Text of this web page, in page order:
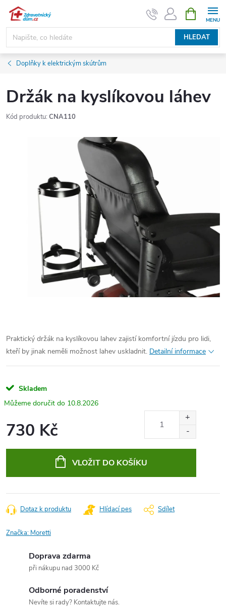
Přejít
obsah
HLEDAT
NÁKUPNÍ
KOŠÍK
Doplňky k elektrickým skútrům
Držák na kyslíkovou láhev
Kód produktu: CNA110
Praktický držák na kyslíkovou lahev zajistí komfortní jízdu pro lidi,
kteří by jinak neměli možnost lahev uskladnit. Detailní informace
Skladem
10.8.2026
730 Kč
VLOŽIT DO KOŠÍKU
Dotaz k produktu Hlídací pes Sdílet
Značka: Moretti
Doprava zdarma
při nákupu nad 3000 Kč
Odborné poradenství
Nevíte si rady? Kontaktujte nás.